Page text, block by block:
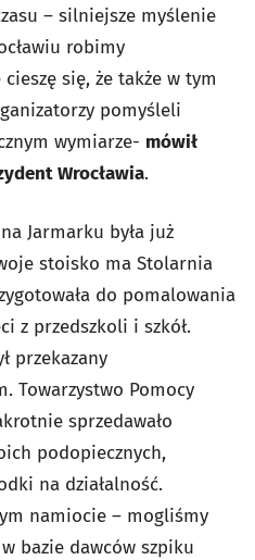
– silniejsze myślenie
robimy
się, że także w tym
pomyśleli
wymiarze- mówił
Wrocławia.
Jarmarku była już
stoisko ma Stolarnia
do pomalowania
z przedszkoli i szkół.
przekazany
Towarzystwo Pomocy
sprzedawało
podopiecznych,
na działalność.
namiocie – mogliśmy
bazie dawców szpiku